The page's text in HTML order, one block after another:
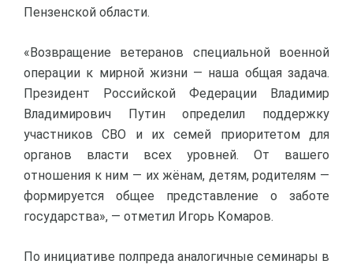
Пензенской области.
«Возвращение ветеранов специальной военной
операции к мирной жизни — наша общая задача.
Президент Российской Федерации Владимир
Владимирович Путин определил поддержку
участников СВО и их семей приоритетом для
органов власти всех уровней. От вашего
отношения к ним — их жёнам, детям, родителям —
формируется общее представление о заботе
государства», — отметил Игорь Комаров.
По инициативе полпреда аналогичные семинары в